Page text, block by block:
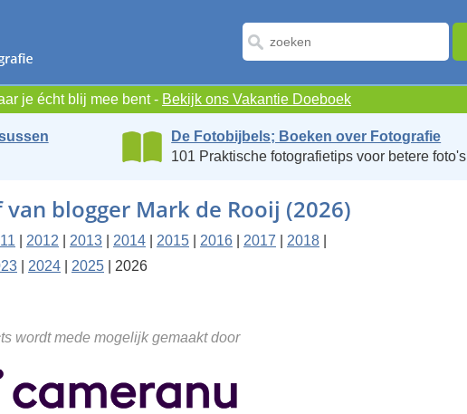
je écht blij mee bent - Bekijk ons Vakantie Doeboek
De Fotobijbels; Boeken over Fotografie
101 Praktische fotografietips voor betere foto's
blogger Mark de Rooij (2026)
2012 2013 2014 2015 2016 2017 2018
2024 2025 | 2026
wordt mede mogelijk gemaakt door